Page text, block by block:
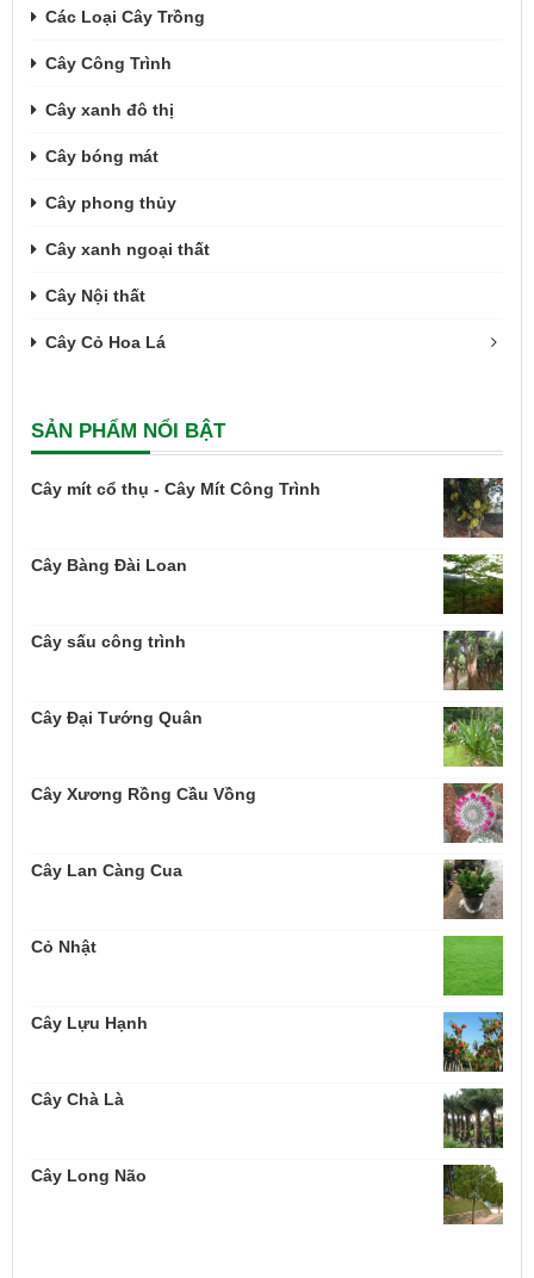
Các Loại Cây Trồng
Cây Công Trình
Cây xanh đô thị
Cây bóng mát
Cây phong thủy
Cây xanh ngoại thất
Cây Nội thất
Cây Cỏ Hoa Lá
SẢN PHẨM NỔI BẬT
Cây mít cổ thụ - Cây Mít Công Trình
Cây Bàng Đài Loan
Cây sấu công trình
Cây Đại Tướng Quân
Cây Xương Rồng Cầu Vồng
Cây Lan Càng Cua
Cỏ Nhật
Cây Lựu Hạnh
Cây Chà Là
Cây Long Não